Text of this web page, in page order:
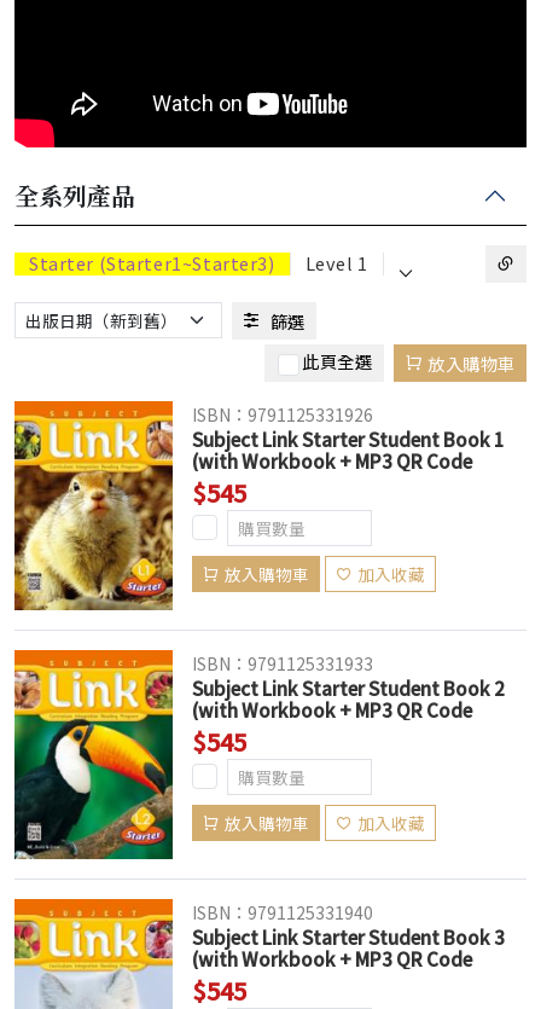
全系列產品
Starter (Starter1~Starter3) Level 1 ⌵
篩選
此頁全選
放入購物車
ISBN：9791125331926
Subject Link Starter Student Book 1
(with Workbook + MP3 QR Code
download) (絕版售完為止)
$545
放入購物車 加入收藏
ISBN：9791125331933
Subject Link Starter Student Book 2
(with Workbook + MP3 QR Code
download)
$545
放入購物車 加入收藏
ISBN：9791125331940
Subject Link Starter Student Book 3
(with Workbook + MP3 QR Code
download)
$545